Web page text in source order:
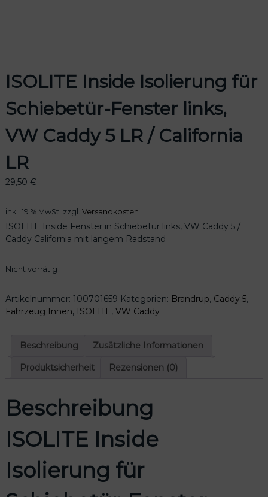
ISOLITE Inside Isolierung für
Schiebetür-Fenster links,
VW Caddy 5 LR / California
LR
29,50 €
inkl. 19 % MwSt. zzgl. Versandkosten
ISOLITE Inside Fenster in Schiebetür links, VW Caddy 5 /
Caddy California mit langem Radstand
Nicht vorrätig
Artikelnummer: 100701659 Kategorien: Brandrup, Caddy 5,
Fahrzeug Innen, ISOLITE, VW Caddy
Beschreibung Zusätzliche Informationen
Produktsicherheit Rezensionen (0)
Beschreibung
ISOLITE Inside
Isolierung für